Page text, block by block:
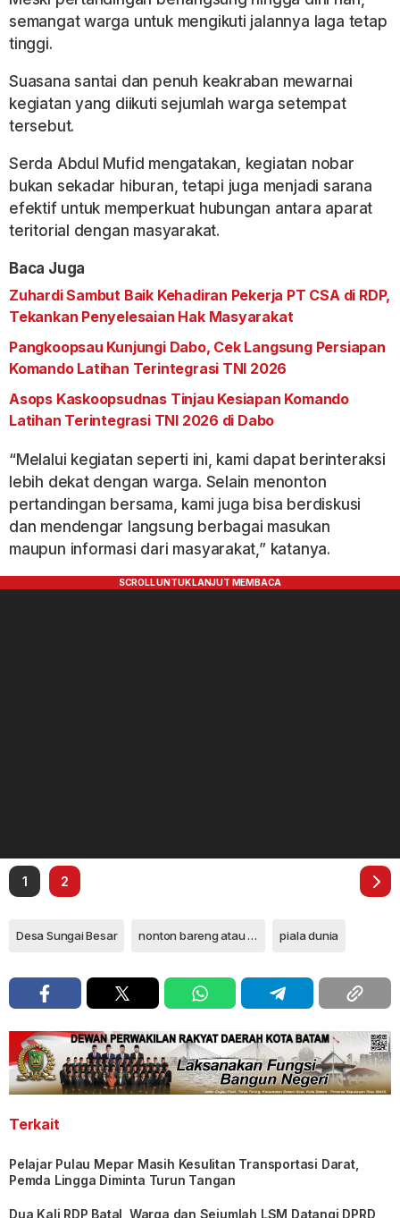
semangat warga untuk mengikuti jalannya laga tetap
tinggi.
Suasana santai dan penuh keakraban mewarnai
kegiatan yang diikuti sejumlah warga setempat
tersebut.
Serda Abdul Mufid mengatakan, kegiatan nobar
bukan sekadar hiburan, tetapi juga menjadi sarana
efektif untuk memperkuat hubungan antara aparat
teritorial dengan masyarakat.
Baca Juga
Zuhardi Sambut Baik Kehadiran Pekerja PT CSA di RDP,
Tekankan Penyelesaian Hak Masyarakat
Pangkoopsau Kunjungi Dabo, Cek Langsung Persiapan
Komando Latihan Terintegrasi TNI 2026
Asops Kaskoopsudnas Tinjau Kesiapan Komando
Latihan Terintegrasi TNI 2026 di Dabo
“Melalui kegiatan seperti ini, kami dapat berinteraksi
lebih dekat dengan warga. Selain menonton
pertandingan bersama, kami juga bisa berdiskusi
dan mendengar langsung berbagai masukan
maupun informasi dari masyarakat,” katanya.
1 2
Desa Sungai Besar nonton bareng atau Nobar piala dunia
Terkait
Pelajar Pulau Mepar Masih Kesulitan Transportasi Darat,
Pemda Lingga Diminta Turun Tangan
Dua Kali RDP Batal, Warga dan Sejumlah LSM Datangi DPRD